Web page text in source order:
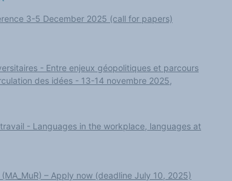
3-5 December 2025 (call for papers)
- Entre enjeux géopolitiques et parcours
des idées - 13-14 novembre 2025,
- Languages in the workplace, languages at
– Apply now (deadline July 10, 2025)